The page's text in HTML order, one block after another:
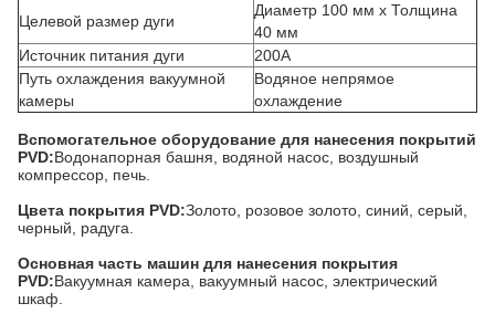
Целевой размер дуги
Диаметр 100 мм x Толщина
40 мм
Источник питания дуги
200А
Путь охлаждения вакуумной
камеры
Водяное непрямое
охлаждение
Вспомогательное оборудование для нанесения покрытий
PVD:Водонапорная башня, водяной насос, воздушный
компрессор, печь.
Цвета покрытия PVD:Золото, розовое золото, синий, серый,
черный, радуга.
Основная часть машин для нанесения покрытия
PVD:Вакуумная камера, вакуумный насос, электрический
шкаф.